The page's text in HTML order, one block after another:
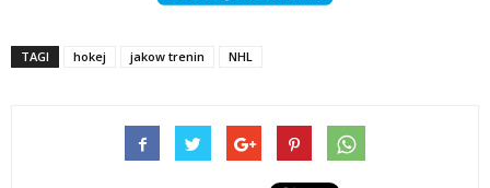
TAGI hokej jakow trenin NHL